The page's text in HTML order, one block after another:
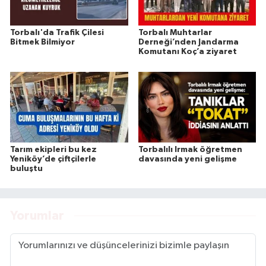
Torbalı'da Trafik Çilesi
Bitmek Bilmiyor
Torbalı Muhtarlar
Derneği’nden Jandarma
Komutanı Koç’a ziyaret
Tarım ekipleri bu kez
Yeniköy’de çiftçilerle
buluştu
Torbalılı Irmak öğretmen
davasında yeni gelişme